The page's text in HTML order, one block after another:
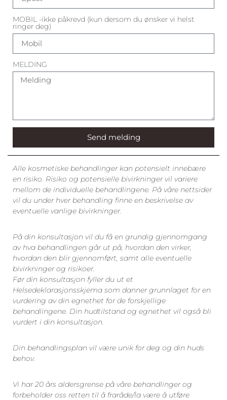
MOBIL -ikke påkrevd (kun dersom du ønsker vi helst
ringer deg)
MELDING
Send melding
Alle kosmetiske behandlinger kan potensielt innebære
en risiko. Risiko og potensielle bivirkninger vil variere
mellom de individuelle behandlingene. På våre nettsider
vil du under hver behandling finne en beskrivelse av
eventuelle vanlige bivirkninger.
På din konsultasjon vil du få en grundig gjennomgang
av hva behandlingen går ut på, hvordan den virker,
hvordan den blir gjennomført, samt alle eventuelle
bivirkninger og risikoer.
Før din konsultasjon fyller du ut et
Helsedeklarasjonsskjema som danner grunnlaget for en
vurdering av din egnethet for de forskjellige
behandlingene. Din hudtilstand og egnethet vil også bli
vurdert i din konsultasjon.
Din behandlingsplan vil være unik for deg og din huds
behov.
Vi har 20 års aldersgrense på våre behandlinger og
forbeholder oss retten til å fraråde/la være å utføre